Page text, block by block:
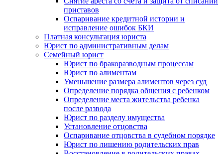
приставов
Оспаривание кредитной истории и
исправление ошибок БКИ
Платная консультация юриста
Юрист по административным делам
Семейный юрист
Юрист по бракоразводным процессам
Юрист по алиментам
Уменьшение размера алиментов через суд
Определение порядка общения с ребенком
Определение места жительства ребенка
после развода
Юрист по разделу имущества
Установление отцовства
Оспаривание отцовства в судебном порядке
Юрист по лишению родительских прав